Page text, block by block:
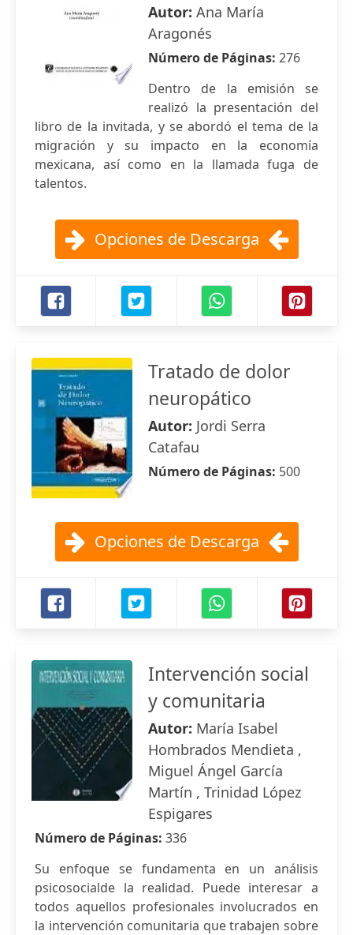
Autor: Ana María
Aragonés
Número de Páginas: 276
Dentro de la emisión se
realizó la presentación del
libro de la invitada, y se abordó el tema de la
migración y su impacto en la economía
mexicana, así como en la llamada fuga de
talentos.
Opciones de Descarga
Tratado de dolor
neuropático
Autor: Jordi Serra
Catafau
Número de Páginas: 500
Opciones de Descarga
Intervención social
y comunitaria
Autor: María Isabel
Hombrados Mendieta ,
Miguel Ángel García
Martín , Trinidad López
Espigares
Número de Páginas: 336
Su enfoque se fundamenta en un análisis
psicosocialde la realidad. Puede interesar a
todos aquellos profesionales involucrados en
la intervención comunitaria que trabajen sobre